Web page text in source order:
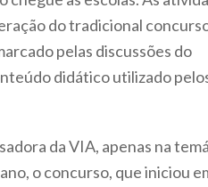
do tradicional
pelas discussões do
didático utilizado
da VIA, apenas na
o concurso, que iniciou